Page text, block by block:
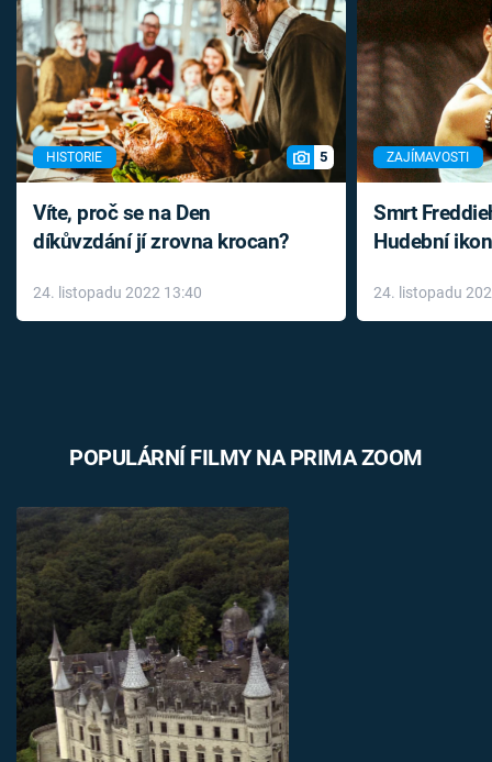
HISTORIE 5
Víte, proč se na Den
díkůvzdání jí zrovna krocan?
24. listopadu 2022 13:40
ZAJÍMAVOSTI
Smrt
Hudební
léky
24. listopadu
POPULÁRNÍ FILMY NA PRIMA ZOOM